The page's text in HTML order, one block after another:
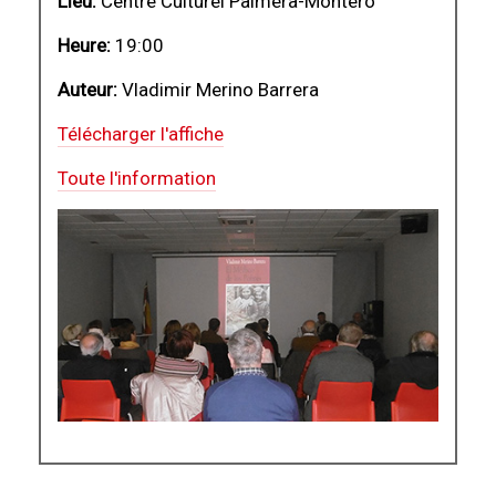
Heure: 19:00
Auteur: Vladimir Merino Barrera
Télécharger l'affiche
Toute l'information